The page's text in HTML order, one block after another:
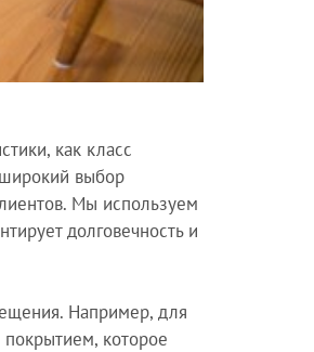
как класс
выбор
Мы используем
долговечность и
Например, для
которое